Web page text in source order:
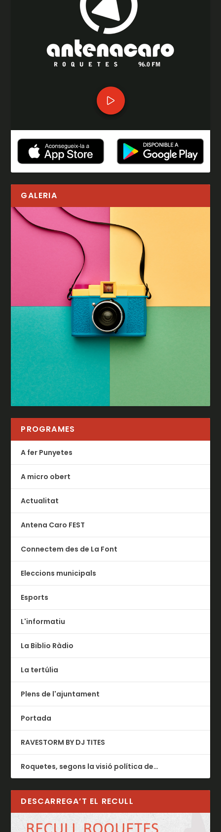
GALERIA
PROGRAMES
A fer Punyetes
A micro obert
Actualitat
Antena Caro FEST
Connectem des de La Font
Eleccions municipals
Esports
L'informatiu
La Biblio Ràdio
La tertúlia
Plens de l'ajuntament
Portada
RAVESTORM BY DJ TITES
Roquetes, segons la visió política de…
DESCARREGA’T EL RECULL